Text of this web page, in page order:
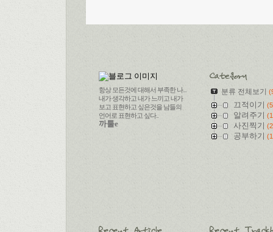
항상 모든것에 대해서 부족한 나...
내가 생각하고 내가 느끼고 내가
보고 표현하고 싶은것을 남들의
언어로 표현하고 싶다..
까툴e
분류 전체보기
끄적이기
알려주기
사진찍기
공부하기